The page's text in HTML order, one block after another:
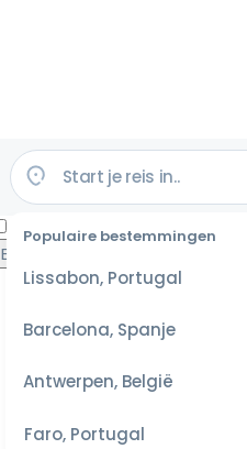
Populaire bestemmingen
Lissabon, Portugal
Barcelona, Spanje
Antwerpen, België
Faro, Portugal